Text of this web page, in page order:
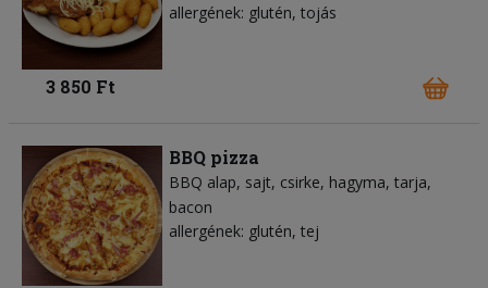
allergének: glutén, tojás
3 850 Ft
BBQ pizza
BBQ alap sajt csirke hagyma tarja
bacon
allergének: glutén, tej